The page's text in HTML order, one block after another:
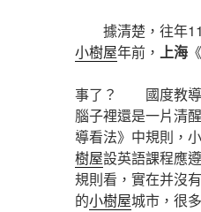
據清楚，往年11
小樹屋年前， 上海
事了？ 國度教導
腦子裡還是一片清
導看法》中規則，
樹屋設英語課程應
規則看，實在并沒
的小樹屋城市，很